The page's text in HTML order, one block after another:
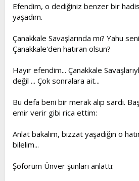
Efendim, o dediğiniz benzer bir
yaşadım.
Çanakkale Savaşlarında mı? Yahu
Çanakkale'den hatıran olsun?
Hayır efendim... Çanakkale
değil ... Çok sonralara ait...
Bu defa beni bir merak alıp sardı.
emir verir gibi rica ettim:
Anlat bakalım, bizzat yaşadığın o
bilelim...
Şöförüm Ünver şunları anlattı: